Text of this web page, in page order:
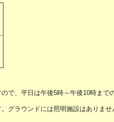
で、平日は午後5時～午後10時まで
グラウンドには照明施設はありませ